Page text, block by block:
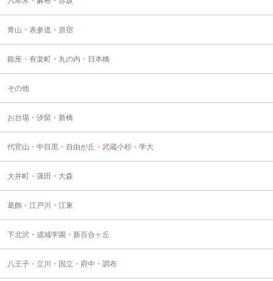
青山・表参道・原宿
銀座・有楽町・丸の内・日本橋
その他
お台場・汐留・新橋
代官山・中目黒・自由が丘・武蔵小杉・学大
大井町・蒲田・大森
葛飾・江戸川・江東
下北沢・成城学園・新百合ヶ丘
八王子・立川・国立・府中・調布